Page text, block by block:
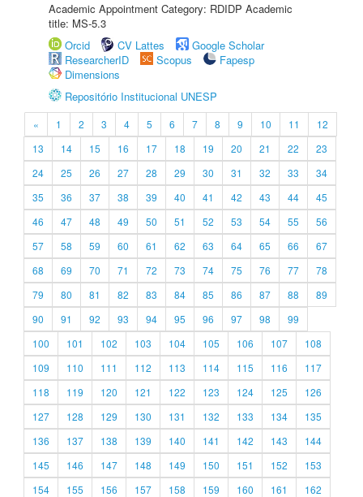
Academic Appointment Category: RDIDP Academic
title: MS-5.3
Orcid
CV Lattes
Google Scholar
ResearcherID
Scopus
Fapesp
Dimensions
Repositório Institucional UNESP
« 1 2 3 4 5 6 7 8 9 10 11
12
13
14 15 16 17 18 19 20 21 22
23
24
25 26 27 28 29 30 31 32 33
34
35
36 37 38 39 40 41 42 43 44
45
46
47 48 49 50 51 52 53 54 55
56
57
58 59 60 61 62 63 64 65 66
67
68
69 70 71 72 73 74 75 76 77
78
79
80 81 82 83 84 85 86 87 88
89
90
91 92 93 94 95 96 97 98
99
100
101 102 103 104 105 106 107
108
109
110 111 112 113 114 115 116
117
118
119 120 121 122 123 124 125
126
127
128 129 130 131 132 133 134
135
136
137 138 139 140 141 142 143
144
145
146 147 148 149 150 151 152
153
154
155 156 157 158 159 160 161
162